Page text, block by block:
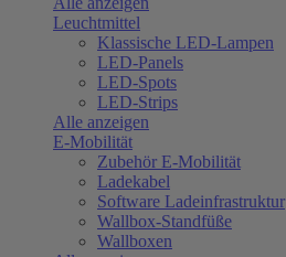
Leuchtmittel
Klassische LED-Lampen
LED-Panels
LED-Spots
LED-Strips
Alle anzeigen
E-Mobilität
Zubehör E-Mobilität
Ladekabel
Software Ladeinfrastruktur
Wallbox-Standfüße
Wallboxen